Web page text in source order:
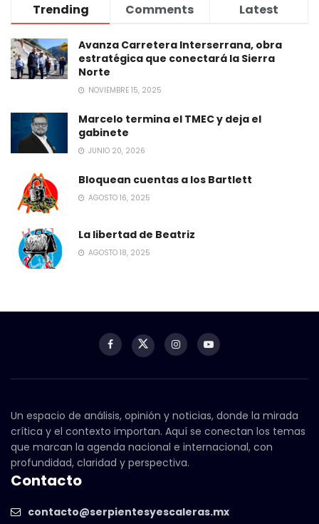
Trending Comments Latest
Avanza Carretera Interserrana, obra
estratégica que conectará la Sierra
Norte
NOVIEMBRE 15, 2025
Marcelo termina el TMEC y deja el
gabinete
JUNIO 20, 2026
Bloquean cuentas a los Bartlett
AGOSTO 16, 2025
La libertad de Beatriz
AGOSTO 18, 2025
Un espacio de análisis, opinión y noticias, donde la mirada
crítica y el contexto importan. Aquí se conectan los temas
que marcan la agenda nacional e internacional, con
profundidad, claridad y perspectiva.
Contacto
contacto@serpientesyescaleras.mx